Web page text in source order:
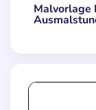
Malvorlage